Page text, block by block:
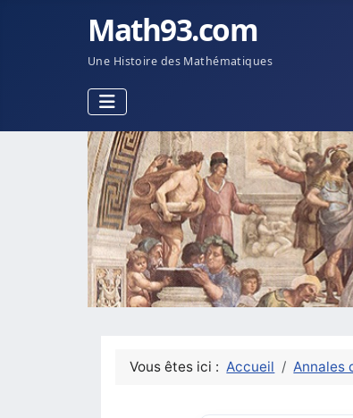
Math93.com
Une Histoire des Mathématiques
Vous êtes ici :Accueil Annales